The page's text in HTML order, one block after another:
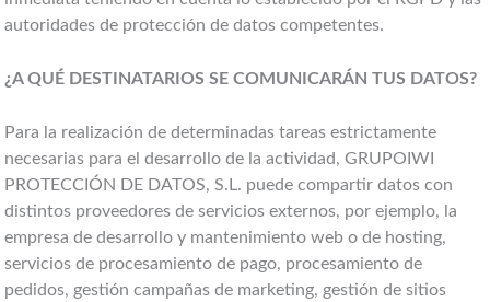
autoridades de protección de datos competentes.
¿A QUÉ DESTINATARIOS SE COMUNICARÁN TUS DATOS?
Para la realización de determinadas tareas estrictamente
necesarias para el desarrollo de la actividad, GRUPOIWI
PROTECCIÓN DE DATOS, S.L. puede compartir datos con
distintos proveedores de servicios externos, por ejemplo, la
empresa de desarrollo y mantenimiento web o de hosting,
servicios de procesamiento de pago, procesamiento de
pedidos, gestión campañas de marketing, gestión de sitios